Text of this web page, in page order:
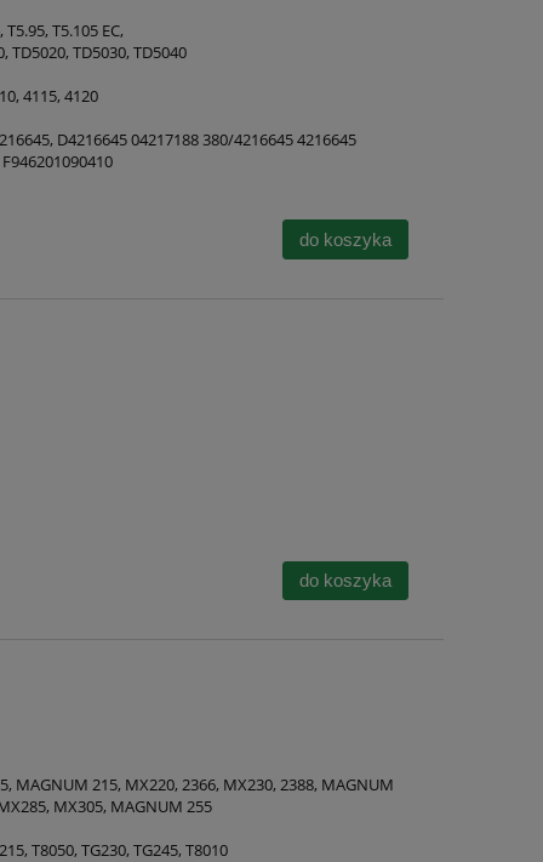
T5.105 EC,
TD5020, TD5030, TD5040
4115, 4120
D4216645 04217188 380/4216645 4216645
do koszyka
do koszyka
MAGNUM 215, MX220, 2366, MX230, 2388, MAGNUM
MX305, MAGNUM 255
T8050, TG230, TG245, T8010